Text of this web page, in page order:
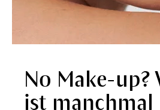
No Make-up?
ist manchmal